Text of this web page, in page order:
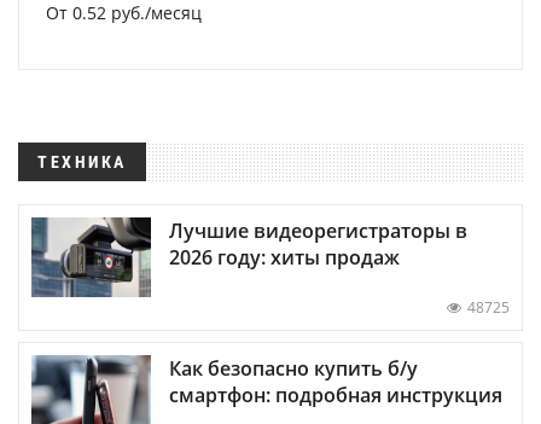
От 0.52 руб./месяц
ТЕХНИКА
Лучшие видеорегистраторы в
2026 году: хиты продаж
48725
Как безопасно купить б/у
смартфон: подробная инструкция